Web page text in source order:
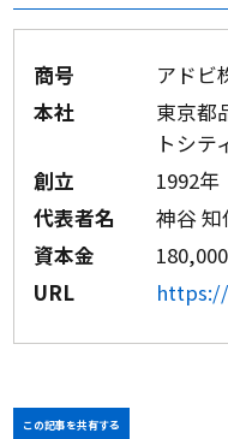
商号
アドビ
本社
東京都
トシテ
創立
1992年
代表者名
神谷 知
資本金
URL
この記事を共有する